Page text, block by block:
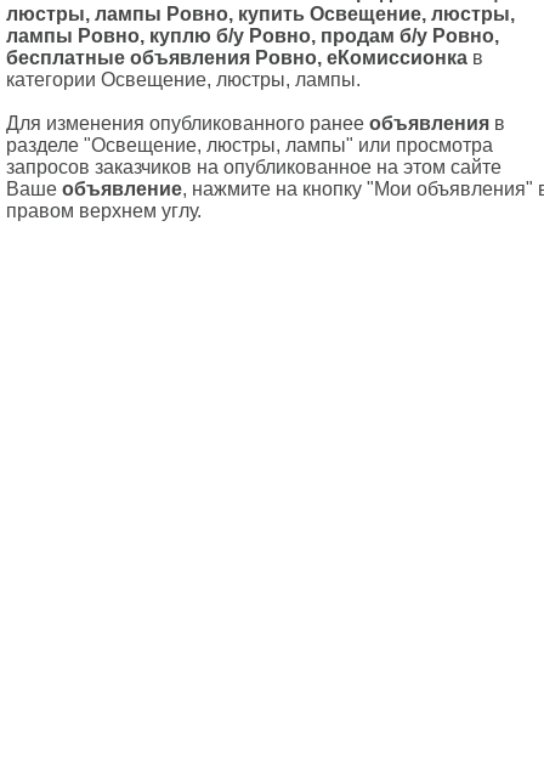
люстры, лампы Ровно, купить Освещение, люстры,
лампы Ровно, куплю б/у Ровно, продам б/у Ровно,
бесплатные объявления Ровно, еКомиссионка в
категории Освещение, люстры, лампы.
Для изменения опубликованного ранее объявления в
разделе "Освещение, люстры, лампы" или просмотра
запросов заказчиков на опубликованное на этом сайте
Ваше объявление, нажмите на кнопку "Мои объявления"
правом верхнем углу.